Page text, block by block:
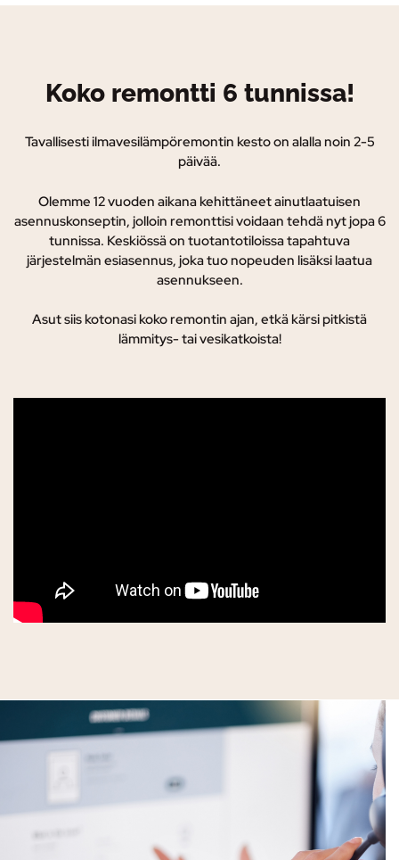
Koko remontti 6 tunnissa!
Tavallisesti ilmavesilämpöremontin kesto on alalla noin 2-5
päivää.
Olemme 12 vuoden aikana kehittäneet ainutlaatuisen
asennuskonseptin, jolloin remonttisi voidaan tehdä nyt jopa 6
tunnissa. Keskiössä on tuotantotiloissa tapahtuva
järjestelmän esiasennus, joka tuo nopeuden lisäksi laatua
asennukseen.
Asut siis kotonasi koko remontin ajan, etkä kärsi pitkistä
lämmitys- tai vesikatkoista!